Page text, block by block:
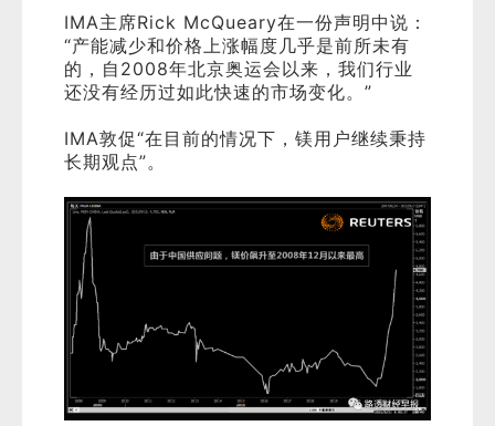
IMA主席Rick McQueary在一份声明中说：
“产能减少和价格上涨幅度几乎是前所未有
的，自2008年北京奥运会以来，我们行业
还没有经历过如此快速的市场变化。”
IMA敦促“在目前的情况下，镁用户继续秉持
长期观点”。